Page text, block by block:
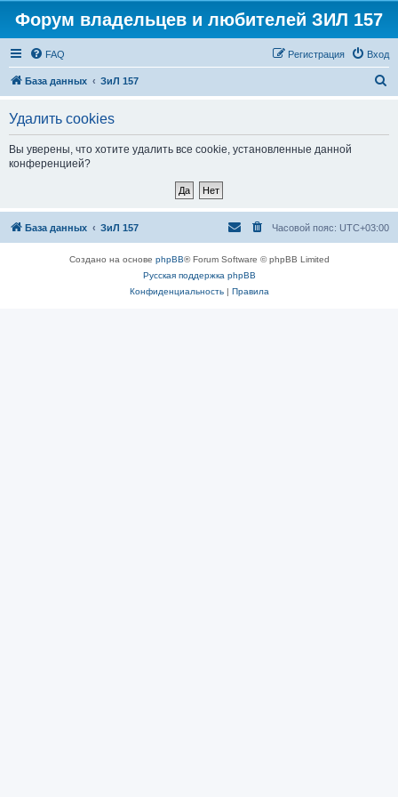
Форум владельцев и любителей ЗИЛ 157
FAQ Вход
Регистрация
База данных ЗиЛ 157
Удалить cookies
Вы уверены, что хотите удалить все cookie, установленные данной
конференцией?
База данных ЗиЛ 157 Часовой пояс: UTC+03:00
Создано на основе phpBB® Forum Software © phpBB Limited
Русская поддержка phpBB
Конфиденциальность| Правила